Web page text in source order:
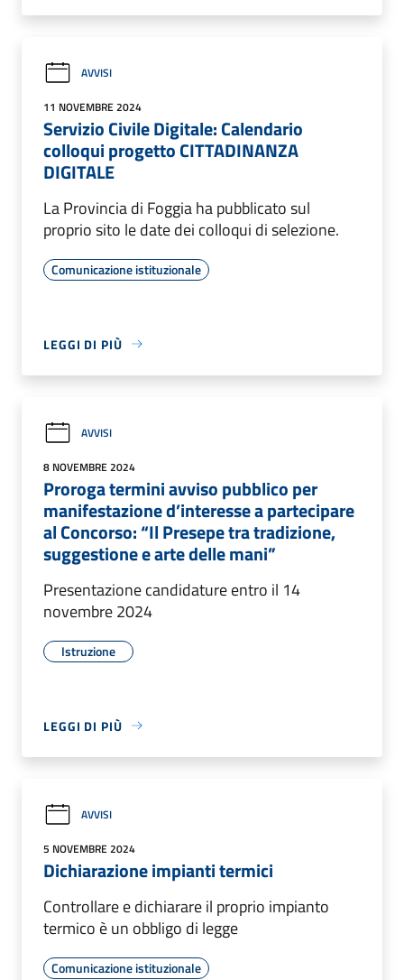
AVVISI
11 NOVEMBRE 2024
Servizio Civile Digitale: Calendario
colloqui progetto CITTADINANZA
DIGITALE
La Provincia di Foggia ha pubblicato sul
proprio sito le date dei colloqui di selezione.
Comunicazione istituzionale
LEGGI DI PIÙ
AVVISI
8 NOVEMBRE 2024
Proroga termini avviso pubblico per
manifestazione d’interesse a partecipare
al Concorso: “Il Presepe tra tradizione,
suggestione e arte delle mani”
Presentazione candidature entro il 14
novembre 2024
Istruzione
LEGGI DI PIÙ
AVVISI
5 NOVEMBRE 2024
Dichiarazione impianti termici
Controllare e dichiarare il proprio impianto
termico è un obbligo di legge
Comunicazione istituzionale